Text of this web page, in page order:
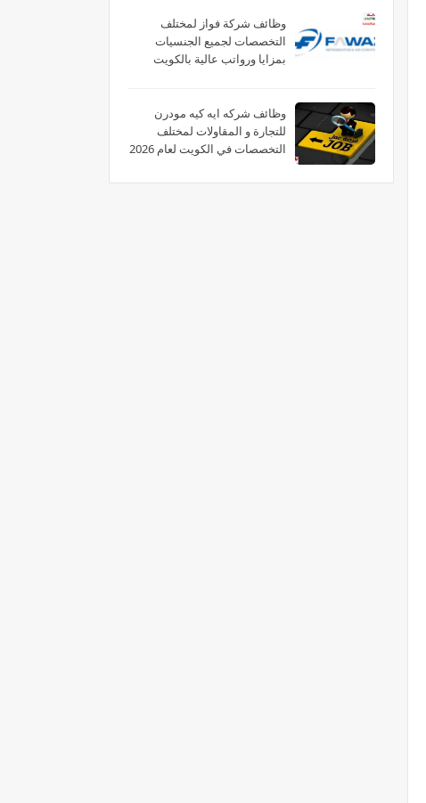
وظائف شركة فواز لمختلف
التخصصات لجميع الجنسيات
بمزايا ورواتب عالية بالكويت
وظائف شركه ايه كيه مودرن
للتجارة و المقاولات لمختلف
التخصصات في الكويت لعام 2026